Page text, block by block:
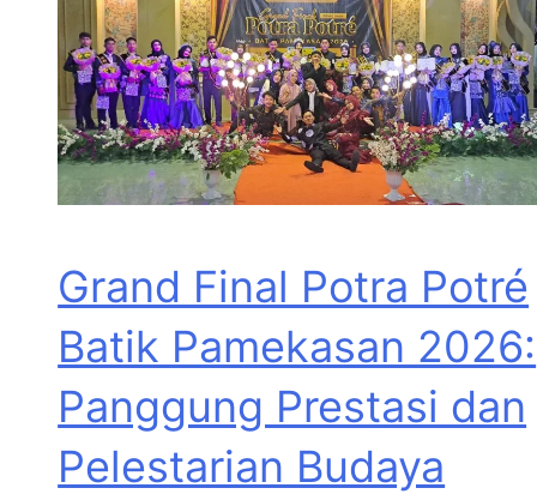
Grand Final Potra Potré
Batik Pamekasan 2026:
Panggung Prestasi dan
Pelestarian Budaya